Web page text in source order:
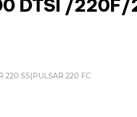
DTSI /
220 SS|PULSAR 220 FC